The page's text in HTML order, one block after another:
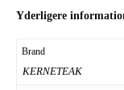
Yderligere
Brand
KERNETEAK